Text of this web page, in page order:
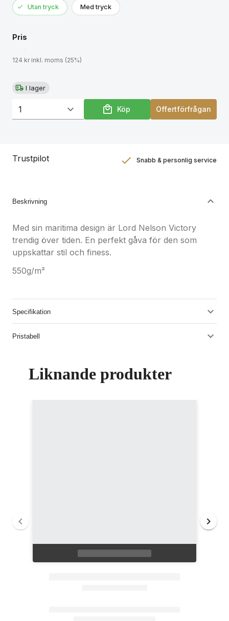
Utan tryck Med tryck
Pris
124 kr inkl. moms (25%)
I lager
Köp Offertförfrågan
Trustpilot Snabb & personlig service
Beskrivning
Med sin maritima design är Lord Nelson Victory
trendig över tiden. En perfekt gåva för den som
uppskattar stil och finess.
550g/m²
Specifikation
Pristabell
Liknande produkter